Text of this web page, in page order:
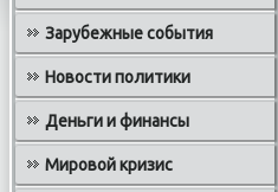
Зарубежные события
Новости политики
Деньги и финансы
Мировой кризис